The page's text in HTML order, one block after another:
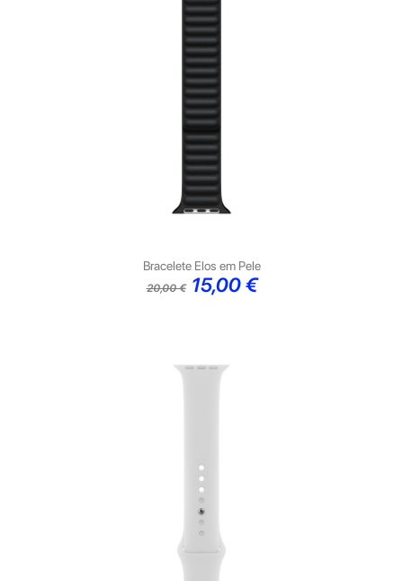
Bracelete Elos em Pele
Preço
20,00 € Preço
15,00 €